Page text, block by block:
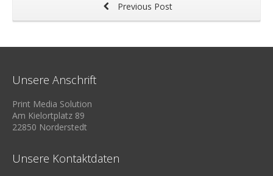
Previous Post
Unsere Anschrift
Print Media Solution
Am Kielortplatz 89
22850 Norderstedt
Unsere Kontaktdaten